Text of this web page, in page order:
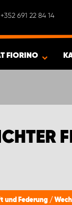
+352 691 22 84 14
FIORINO
und Federung /